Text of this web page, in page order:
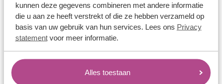
kunnen deze gegevens combineren met andere informatie
die u aan ze heeft verstrekt of die ze hebben verzameld op
basis van uw gebruik van hun services. Lees ons Privacy
statementvoor meer informatie.
Alles toestaan
Historie
Certificaten
Blogs
Jouw voordelen
Conflictvrije Materialen